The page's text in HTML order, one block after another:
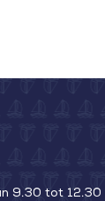
9.30 tot